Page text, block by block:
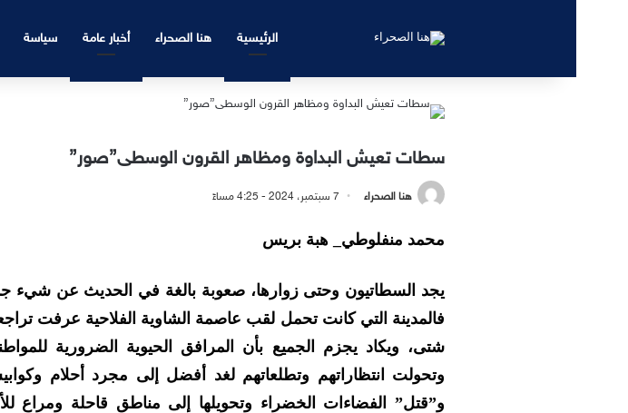
الرئيسية هنا الصحراء أخبار عامة سياسة
سطات تعيش البداوة ومظاهر القرون الوسطى”صور”
هنا الصحراء 7 سبتمبر، 2024 - 4:25 مساءً
محمد منفلوطي_ هبة بريس
يجد السطاتيون وحتى زوارها، صعوبة بالغة في الحديث عن شيء
فالمدينة التي كانت تحمل لقب عاصمة الشاوية الفلاحية عرفت
شتى، ويكاد يجزم الجميع بأن المرافق الحيوية الضرورية
وتحولت انتظاراتهم وتطلعاتهم لغد أفضل إلى مجرد أحلام
و”قتل” الفضاءات الخضراء وتحويلها إلى مناطق قاحلة ومراع